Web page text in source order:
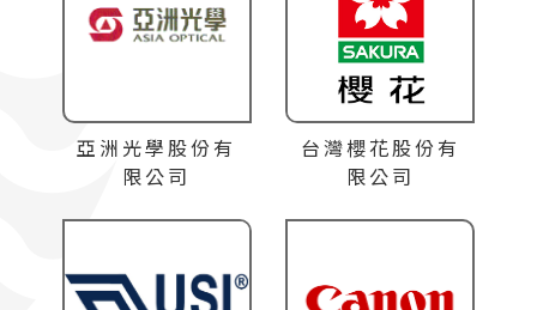
亞洲光學股份有
限公司
台灣櫻花股份有
限公司